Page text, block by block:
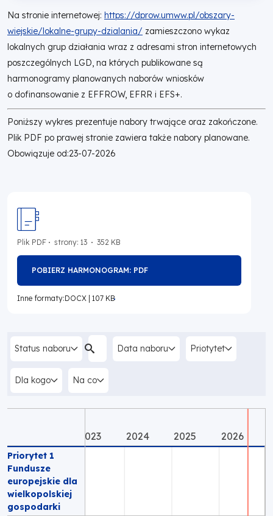
Na stronie internetowej: https://dprow.umww.pl/obszary-
wiejskie/lokalne-grupy-dzialania/ zamieszczono wykaz
lokalnych grup działania wraz z adresami stron internetowych
poszczególnych LGD, na których publikowane są
harmonogramy planowanych naborów wniosków
o dofinansowanie z EFFROW, EFRR i EFS+.
Poniższy wykres prezentuje nabory trwające oraz zakończone.
Plik PDF po prawej stronie zawiera także nabory planowane.
Obowiązuje od:23-07-2026
Plik PDF strony: 13 352 KB
POBIERZ HARMONOGRAM: PDF
Inne formaty:DOCX 107 KB
NOWEJ
KARCIE
Status naboru Data naboru Priotytet
Dla kogo Na co
Priorytet 1
Fundusze
europejskie dla
wielkopolskiej
gospodarki
2023 2024 2025 2026